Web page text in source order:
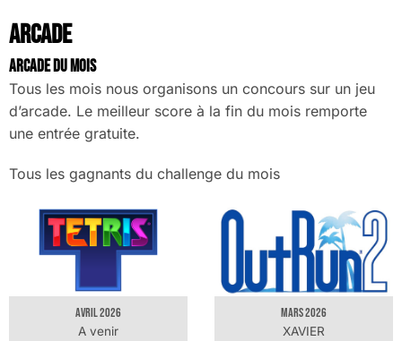
ARCADE
ARCADE DU MOIS
Tous les mois nous organisons un concours sur un jeu
d’arcade. Le meilleur score à la fin du mois remporte
une entrée gratuite.
Tous les gagnants du challenge du mois
AVRIL 2026
A venir
MARS 2026
XAVIER